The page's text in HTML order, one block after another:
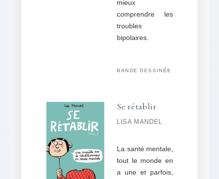
mieux
comprendre les
troubles
bipolaires.
BANDE DESSINÉE
Se rétablir
LISA MANDEL
La santé mentale,
tout le monde en
a une et parfois,